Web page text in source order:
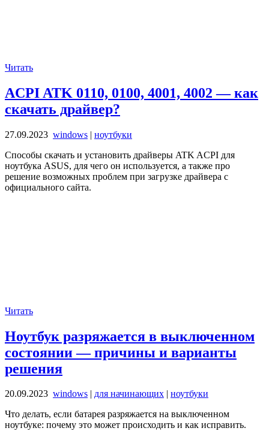
Читать
ACPI ATK 0110, 0100, 4001, 4002 — как
скачать драйвер?
27.09.2023 windows | ноутбуки
Способы скачать и установить драйверы ATK ACPI для
ноутбука ASUS, для чего он используется, а также про
решение возможных проблем при загрузке драйвера с
официального сайта.
Читать
Ноутбук разряжается в выключенном
состоянии — причины и варианты
решения
20.09.2023 windows | для начинающих | ноутбуки
Что делать, если батарея разряжается на выключенном
ноутбуке: почему это может происходить и как исправить.